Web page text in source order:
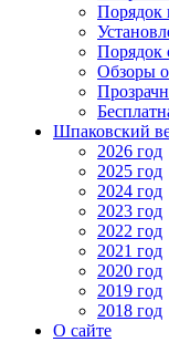
Порядок
Порядок
Обзоры
Шпаковский
2026 год
2025 год
2024 год
2023 год
2022 год
2021 год
2020 год
2019 год
2018 год
О сайте